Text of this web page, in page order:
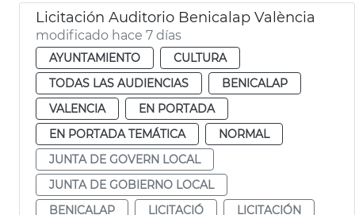
Licitación Auditorio Benicalap València
modificado hace 7 días
AYUNTAMIENTO
CULTURA
TODAS LAS AUDIENCIAS
BENICALAP
VALENCIA
EN PORTADA
EN PORTADA TEMÁTICA
NORMAL
JUNTA DE GOVERN LOCAL
JUNTA DE GOBIERNO LOCAL
BENICALAP
LICITACIÓ
LICITACIÓN